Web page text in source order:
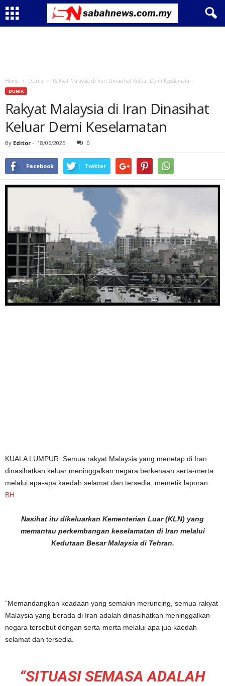
Home Dunia Rakyat Malaysia di Iran Dinasihat Keluar Demi Keselamatan
DUNIA
Rakyat Malaysia di Iran Dinasihat
Keluar Demi Keselamatan
By Editor - 18/06/2025 0
Facebook Twitter
KUALA LUMPUR: Semua rakyat Malaysia yang menetap di Iran
dinasihatkan keluar meninggalkan negara berkenaan serta-merta
melalui apa-apa kaedah selamat dan tersedia, memetik laporan
BH.
Nasihat itu dikeluarkan Kementerian Luar (KLN) yang
memantau perkembangan keselamatan di Iran melalui
Kedutaan Besar Malaysia di Tehran.
“Memandangkan keadaan yang semakin meruncing, semua rakyat
Malaysia yang berada di Iran adalah dinasihatkan meninggalkan
negara tersebut dengan serta-merta melalui apa jua kaedah
selamat dan tersedia.
“SITUASI SEMASA ADALAH